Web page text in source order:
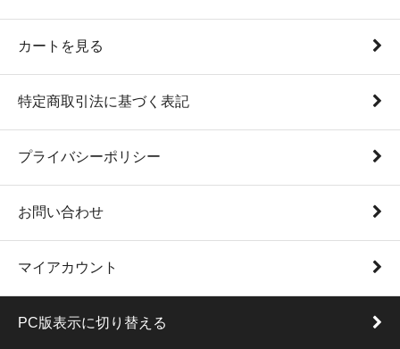
カートを見る
特定商取引法に基づく表記
プライバシーポリシー
お問い合わせ
マイアカウント
PC版表示に切り替える